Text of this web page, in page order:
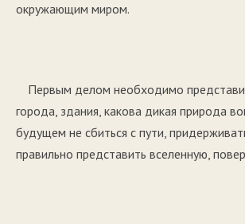
окружающим миром.
Первым делом необходимо
города, здания, какова дикая природа
будущем не сбиться с пути,
правильно представить вселенную,